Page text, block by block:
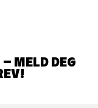
MELD DEG